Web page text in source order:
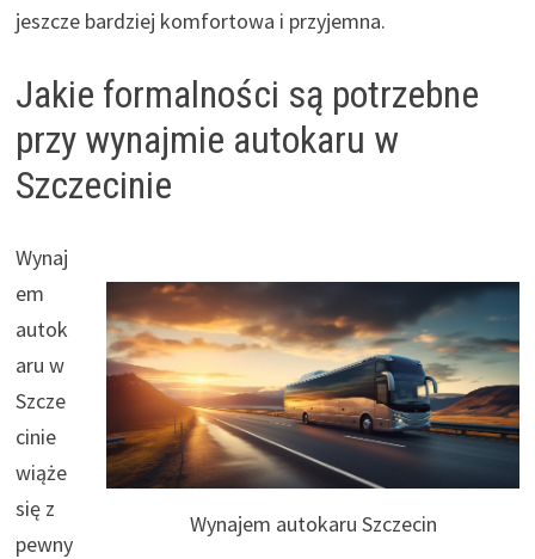
jeszcze bardziej komfortowa i przyjemna.
Jakie formalności są potrzebne
przy wynajmie autokaru w
Szczecinie
Wynajem autokaru Szczecin
Wynaj
em
autok
aru w
Szcze
cinie
wiąże
się z
pewny